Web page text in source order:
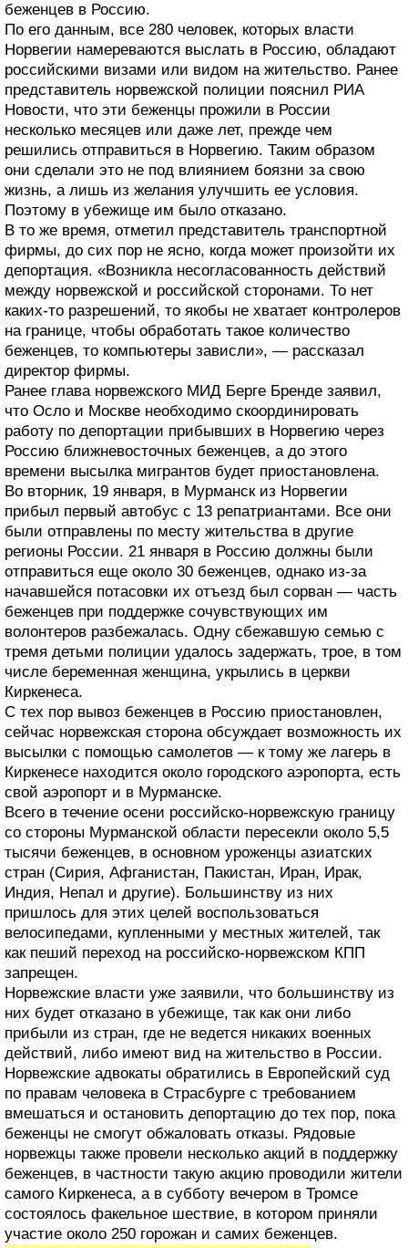
беженцев в Россию.
По его данным, все 280 человек, которых власти
Норвегии намереваются выслать в Россию, обладают
российскими визами или видом на жительство. Ранее
представитель норвежской полиции пояснил РИА
Новости, что эти беженцы прожили в России
несколько месяцев или даже лет, прежде чем
решились отправиться в Норвегию. Таким образом
они сделали это не под влиянием боязни за свою
жизнь, а лишь из желания улучшить ее условия.
Поэтому в убежище им было отказано.
В то же время, отметил представитель транспортной
фирмы, до сих пор не ясно, когда может произойти их
депортация. «Возникла несогласованность действий
между норвежской и российской сторонами. То нет
каких-то разрешений, то якобы не хватает контролеров
на границе, чтобы обработать такое количество
беженцев, то компьютеры зависли», — рассказал
директор фирмы.
Ранее глава норвежского МИД Берге Бренде заявил,
что Осло и Москве необходимо скоординировать
работу по депортации прибывших в Норвегию через
Россию ближневосточных беженцев, а до этого
времени высылка мигрантов будет приостановлена.
Во вторник, 19 января, в Мурманск из Норвегии
прибыл первый автобус с 13 репатриантами. Все они
были отправлены по месту жительства в другие
регионы России. 21 января в Россию должны были
отправиться еще около 30 беженцев, однако из-за
начавшейся потасовки их отъезд был сорван — часть
беженцев при поддержке сочувствующих им
волонтеров разбежалась. Одну сбежавшую семью с
тремя детьми полиции удалось задержать, трое, в том
числе беременная женщина, укрылись в церкви
Киркенеса.
С тех пор вывоз беженцев в Россию приостановлен,
сейчас норвежская сторона обсуждает возможность их
высылки с помощью самолетов — к тому же лагерь в
Киркенесе находится около городского аэропорта, есть
свой аэропорт и в Мурманске.
Всего в течение осени российско-норвежскую границу
со стороны Мурманской области пересекли около 5,5
тысячи беженцев, в основном уроженцы азиатских
стран (Сирия, Афганистан, Пакистан, Иран, Ирак,
Индия, Непал и другие). Большинству из них
пришлось для этих целей воспользоваться
велосипедами, купленными у местных жителей, так
как пеший переход на российско-норвежском КПП
запрещен.
Норвежские власти уже заявили, что большинству из
них будет отказано в убежище, так как они либо
прибыли из стран, где не ведется никаких военных
действий, либо имеют вид на жительство в России.
Норвежские адвокаты обратились в Европейский суд
по правам человека в Страсбурге с требованием
вмешаться и остановить депортацию до тех пор, пока
беженцы не смогут обжаловать отказы. Рядовые
норвежцы также провели несколько акций в поддержку
беженцев, в частности такую акцию проводили жители
самого Киркенеса, а в субботу вечером в Тромсе
состоялось факельное шествие, в котором приняли
участие около 250 горожан и самих беженцев.